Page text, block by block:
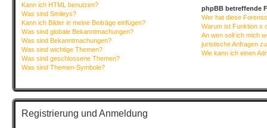
Kann ich HTML benutzen?
Was sind Smileys?
Kann ich Bilder in meine Beiträge einfügen?
Was sind globale Bekanntmachungen?
Was sind Bekanntmachungen?
Was sind wichtige Themen?
Was sind geschlossene Themen?
Was sind Themen-Symbole?
phpBB betreffende
Wer hat diese
Warum ist Funktion x
An wen soll ich mich
juristische Anfragen
Wie kann ich einen
Registrierung und Anmeldung